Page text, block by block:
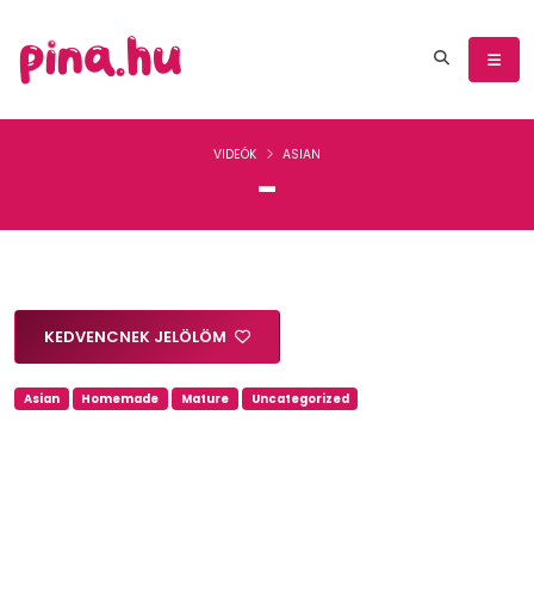
-
VIDEÓK ASIAN
KEDVENCNEK JELÖLÖM
Asian Homemade Mature Uncategorized